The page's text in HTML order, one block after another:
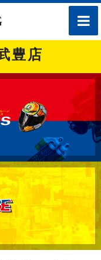
toggle
豊店